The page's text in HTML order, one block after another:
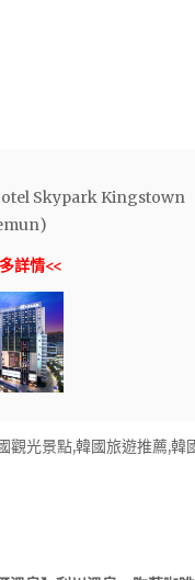
Skypark Kingstown
詳情<<
觀光景點,韓國旅遊推薦,